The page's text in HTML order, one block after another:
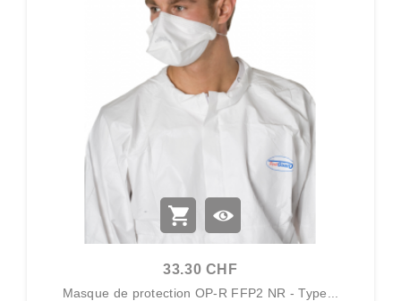
33.30 CHF
Masque de protection OP-R FFP2 NR - Type...